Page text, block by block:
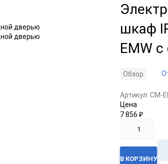
шкаф
EMW
Обзор
Артикул: CM-
Цена
7 856 ₽
В КОРЗИНУ